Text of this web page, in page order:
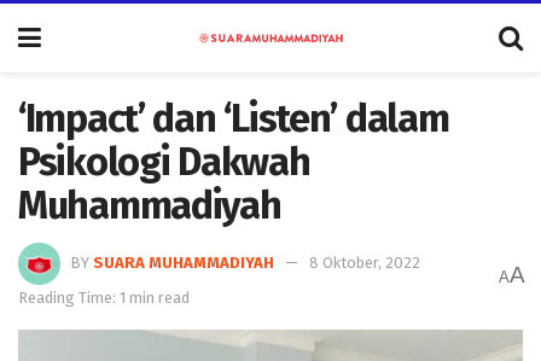
‘Impact’ dan ‘Listen’ dalam
Psikologi Dakwah
Muhammadiyah
BY SUARA MUHAMMADIYAH
8 Oktober, 2022
Reading Time: 1 min read
AA